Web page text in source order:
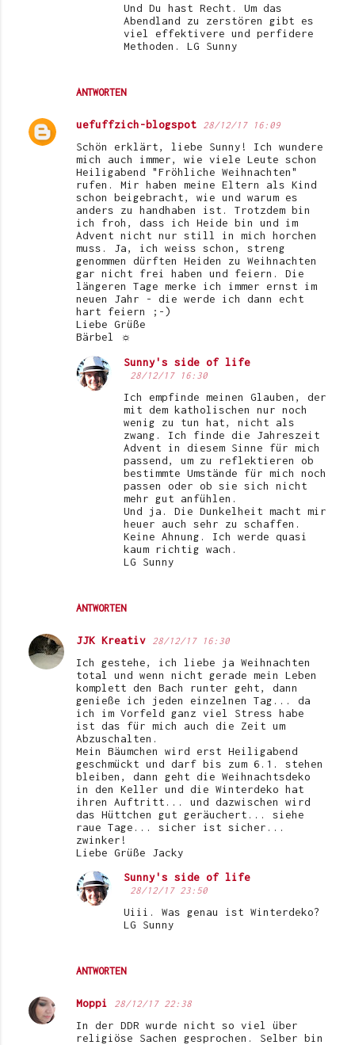
ANTWORTEN
Und Du hast Recht. Um das
Abendland zu zerstören gibt es
viel effektivere und perfidere
Methoden. LG Sunny
uefuffzich-blogspot 28/12/17 16:09
Schön erklärt, liebe Sunny! Ich wundere
mich auch immer, wie viele Leute schon
Heiligabend "Fröhliche Weihnachten"
rufen. Mir haben meine Eltern als Kind
schon beigebracht, wie und warum es
anders zu handhaben ist. Trotzdem bin
ich froh, dass ich Heide bin und im
Advent nicht nur still in mich horchen
muss. Ja, ich weiss schon, streng
genommen dürften Heiden zu Weihnachten
gar nicht frei haben und feiern. Die
längeren Tage merke ich immer ernst im
neuen Jahr - die werde ich dann echt
hart feiern ;-)
Liebe Grüße
Bärbel ☼
ANTWORTEN
Sunny's side of life
28/12/17 16:30
Ich empfinde meinen Glauben, der
mit dem katholischen nur noch
wenig zu tun hat, nicht als
zwang. Ich finde die Jahreszeit
Advent in diesem Sinne für mich
passend, um zu reflektieren ob
bestimmte Umstände für mich noch
passen oder ob sie sich nicht
mehr gut anfühlen.
Und ja. Die Dunkelheit macht mir
heuer auch sehr zu schaffen.
Keine Ahnung. Ich werde quasi
kaum richtig wach.
LG Sunny
JJK Kreativ 28/12/17 16:30
Ich gestehe, ich liebe ja Weihnachten
total und wenn nicht gerade mein Leben
komplett den Bach runter geht, dann
genieße ich jeden einzelnen Tag... da
ich im Vorfeld ganz viel Stress habe
ist das für mich auch die Zeit um
Abzuschalten.
Mein Bäumchen wird erst Heiligabend
geschmückt und darf bis zum 6.1. stehen
bleiben, dann geht die Weihnachtsdeko
in den Keller und die Winterdeko hat
ihren Auftritt... und dazwischen wird
das Hüttchen gut geräuchert... siehe
raue Tage... sicher ist sicher...
zwinker!
Liebe Grüße Jacky
ANTWORTEN
Sunny's side of life
28/12/17 23:50
Uiii. Was genau ist Winterdeko?
LG Sunny
Moppi 28/12/17 22:38
In der DDR wurde nicht so viel über
religiöse Sachen gesprochen. Selber bin